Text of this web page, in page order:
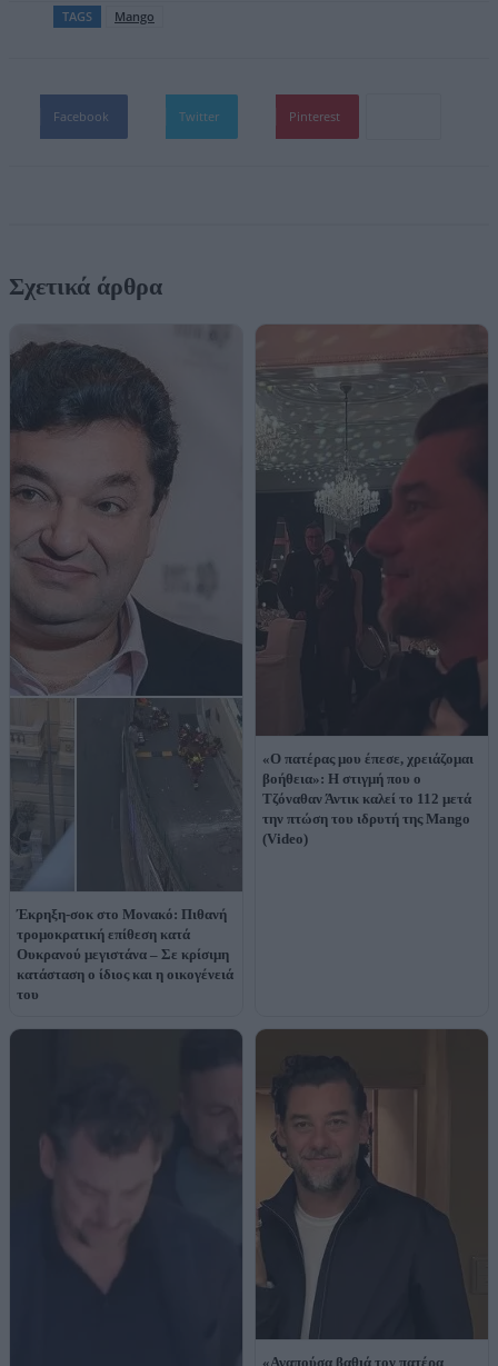
TAGS Mango
Facebook Twitter Pinterest
Σχετικά άρθρα
Έκρηξη-σοκ στο Μονακό: Πιθανή
τρομοκρατική επίθεση κατά
Ουκρανού μεγιστάνα – Σε κρίσιμη
κατάσταση ο ίδιος και η οικογένειά
του
«Ο πατέρας μου έπεσε, χρειάζομαι
βοήθεια»: Η στιγμή που ο
Τζόναθαν Άντικ καλεί το 112 μετά
την πτώση του ιδρυτή της Mango
(Video)
«Αγαπούσα βαθιά τον πατέρα